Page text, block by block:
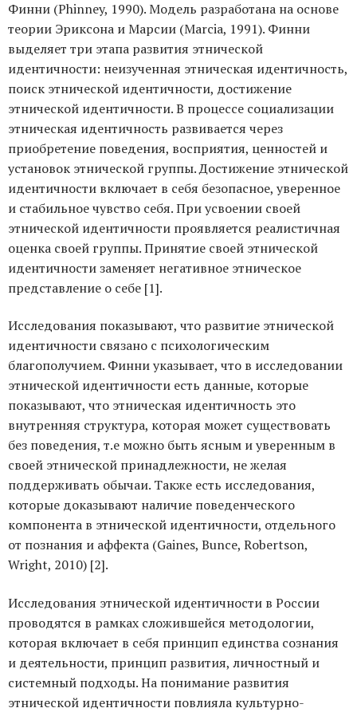
Финни (Phinney, 1990). Модель разработана на основе
теории Эриксона и Марсии (Marcia, 1991). Финни
выделяет три этапа развития этнической
идентичности: неизученная этническая идентичность,
поиск этнической идентичности, достижение
этнической идентичности. В процессе социализации
этническая идентичность развивается через
приобретение поведения, восприятия, ценностей и
установок этнической группы. Достижение этнической
идентичности включает в себя безопасное, уверенное
и стабильное чувство себя. При усвоении своей
этнической идентичности проявляется реалистичная
оценка своей группы. Принятие своей этнической
идентичности заменяет негативное этническое
представление о себе [1].
Исследования показывают, что развитие этнической
идентичности связано с психологическим
благополучием. Финни указывает, что в исследовании
этнической идентичности есть данные, которые
показывают, что этническая идентичность это
внутренняя структура, которая может существовать
без поведения, т.е можно быть ясным и уверенным в
своей этнической принадлежности, не желая
поддерживать обычаи. Также есть исследования,
которые доказывают наличие поведенческого
компонента в этнической идентичности, отдельного
от познания и аффекта (Gaines, Bunce, Robertson,
Wright, 2010) [2].
Исследования этнической идентичности в России
проводятся в рамках сложившейся методологии,
которая включает в себя принцип единства сознания
и деятельности, принцип развития, личностный и
системный подходы. На понимание развития
этнической идентичности повлияла культурно-